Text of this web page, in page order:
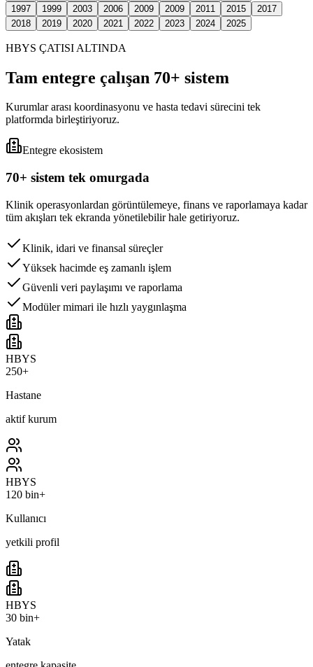
1997
1999 2003 2006 2009 2009 2011 2015
2017
2018
2019 2020 2021 2022 2023 2024 2025
HBYS ÇATISI ALTINDA
Tam entegre çalışan 70+ sistem
Kurumlar arası koordinasyonu ve hasta tedavi sürecini tek
platformda birleştiriyoruz.
Entegre ekosistem
70+ sistem tek omurgada
Klinik operasyonlardan görüntülemeye, finans ve raporlamaya kadar
tüm akışları tek ekranda yönetilebilir hale getiriyoruz.
Klinik, idari ve finansal süreçler
Yüksek hacimde eş zamanlı işlem
Güvenli veri paylaşımı ve raporlama
Modüler mimari ile hızlı yaygınlaşma
HBYS
250+
Hastane
aktif kurum
HBYS
120 bin+
Kullanıcı
yetkili profil
HBYS
30 bin+
Yatak